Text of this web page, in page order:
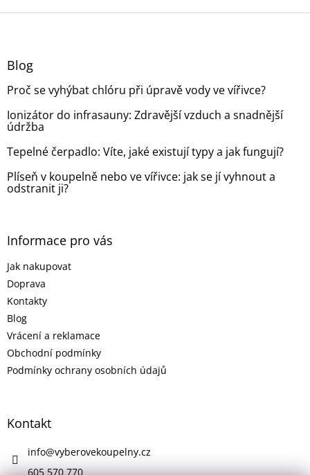
Z
Blog
Proč se vyhýbat chlóru při úpravě vody ve vířivce?
Ionizátor do infrasauny: Zdravější vzduch a snadnější
údržba
Tepelné čerpadlo: Víte, jaké existují typy a jak fungují?
Plíseň v koupelně nebo ve vířivce: jak se jí vyhnout a
odstranit ji?
Informace pro vás
Jak nakupovat
Doprava
Kontakty
Blog
Vrácení a reklamace
Obchodní podmínky
Podmínky ochrany osobních údajů
Kontakt
info@vyberovekoupelny.cz
605 570 770